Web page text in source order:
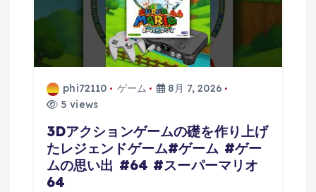
phi72110 ゲーム
8月 7, 2026
5 views
3Dアクションゲームの礎を作り上げ
たレジェンドゲーム#ゲーム #ゲー
ムの思い出 #64 #スーパーマリオ
64